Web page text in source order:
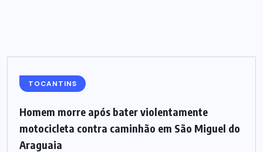
TOCANTINS
Homem morre após bater violentamente
motocicleta contra caminhão em São Miguel do
Araguaia